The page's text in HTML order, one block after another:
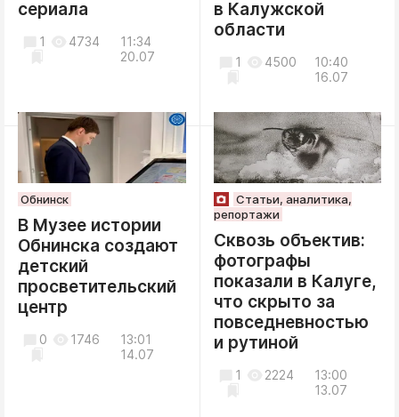
сериала
11:34
20.07
1 4734
в Калужской
области
10:40
16.07
1 4500
Обнинск
В Музее истории
Обнинска создают
детский
просветительский
центр
13:01
14.07
0 1746
Статьи, аналитика,
репортажи
Сквозь объектив:
фотографы
показали в Калуге,
что скрыто за
повседневностью
и рутиной
13:00
13.07
1 2224